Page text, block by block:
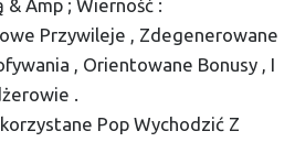
& Amp ; Wierność :
Przywileje , Zdegenerowane
, Orientowane Bonusy , I
.
Pop Wychodzić Z